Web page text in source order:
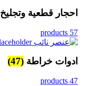
احجار قطعية وتجليخ
57 products
ادوات خراطة (47)
47 products